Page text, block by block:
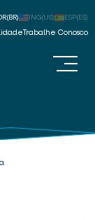
Trabalhe Conosco
ING(US) ESP(ES)